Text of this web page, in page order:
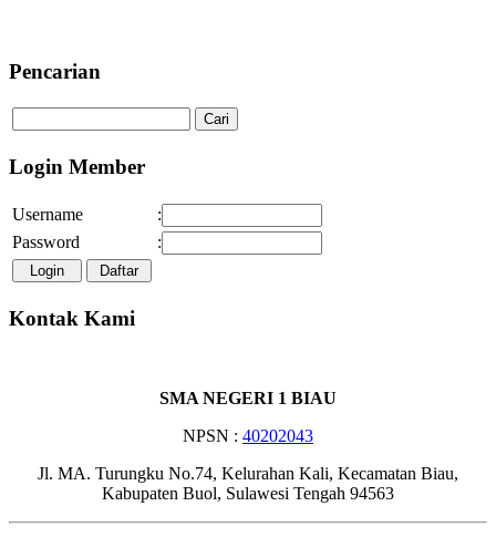
Pencarian
Login Member
Username
:
Password
:
Kontak Kami
SMA NEGERI 1 BIAU
NPSN : 40202043
Jl. MA. Turungku No.74, Kelurahan Kali, Kecamatan Biau,
Kabupaten Buol, Sulawesi Tengah 94563